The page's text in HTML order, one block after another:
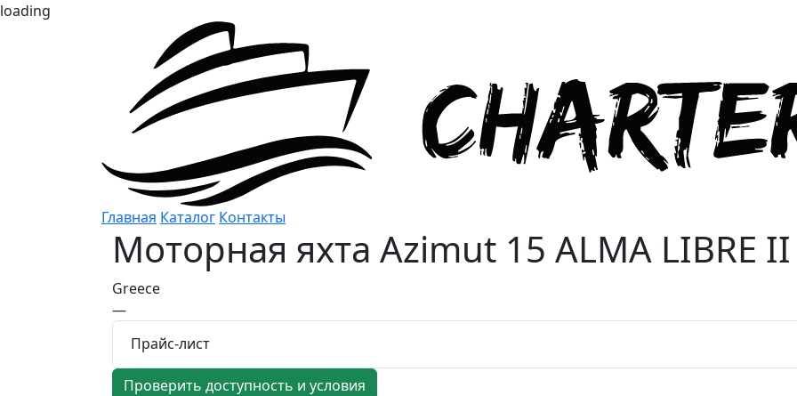
loading
Главная Каталог Контакты
Моторная яхта Azimut 15 ALMA LIBRE II
Greece
—
Прайс-лист
Проверить доступность и условия